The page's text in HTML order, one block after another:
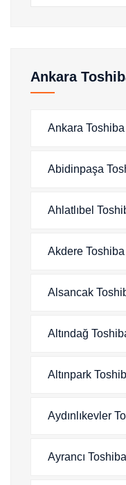
Ankara
Ankara
Abidinpaşa
Ahlatlıbel
Akdere
Alsancak
Altındağ
Altınpark
Aydınlıkevler
Ayrancı